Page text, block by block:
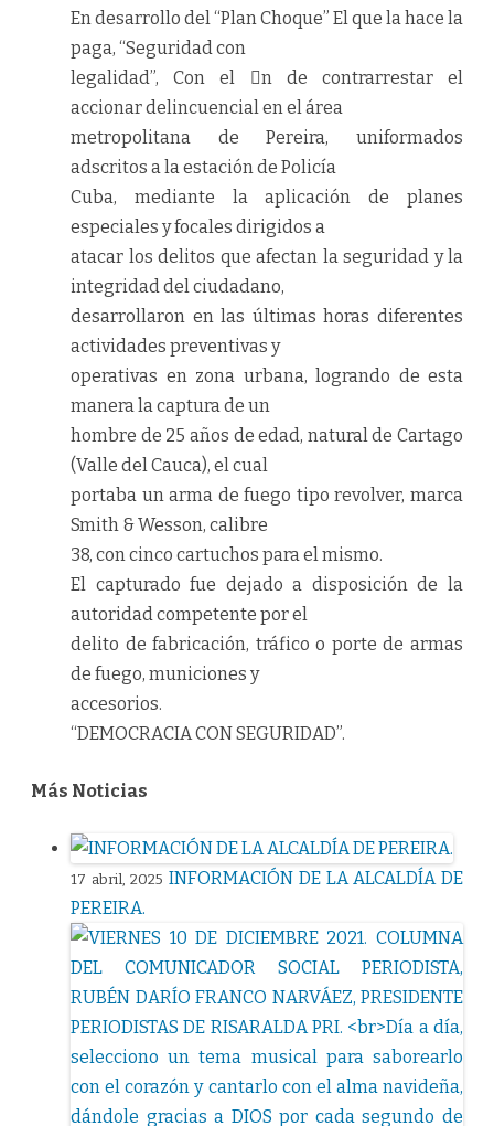
En desarrollo del “Plan Choque” El que la hace la
paga, “Seguridad con
legalidad”, Con el n de contrarrestar el
accionar delincuencial en el área
metropolitana de Pereira, uniformados
adscritos a la estación de Policía
Cuba, mediante la aplicación de planes
especiales y focales dirigidos a
atacar los delitos que afectan la seguridad y la
integridad del ciudadano,
desarrollaron en las últimas horas diferentes
actividades preventivas y
operativas en zona urbana, logrando de esta
manera la captura de un
hombre de 25 años de edad, natural de Cartago
(Valle del Cauca), el cual
portaba un arma de fuego tipo revolver, marca
Smith & Wesson, calibre
38, con cinco cartuchos para el mismo.
El capturado fue dejado a disposición de la
autoridad competente por el
delito de fabricación, tráfico o porte de armas
de fuego, municiones y
accesorios.
“DEMOCRACIA CON SEGURIDAD”.
Más Noticias
17 abril, 2025 INFORMACIÓN DE LA ALCALDÍA DE
PEREIRA.